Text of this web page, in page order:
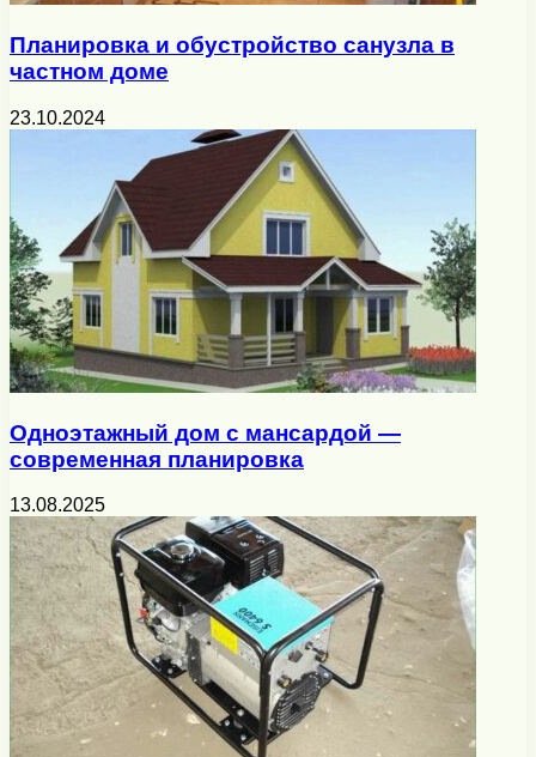
Планировка и обустройство санузла в
частном доме
23.10.2024
Одноэтажный дом с мансардой —
современная планировка
13.08.2025